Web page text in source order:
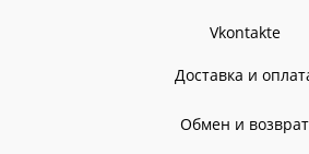
Vkontakte
Доставка и
Обмен и возврат